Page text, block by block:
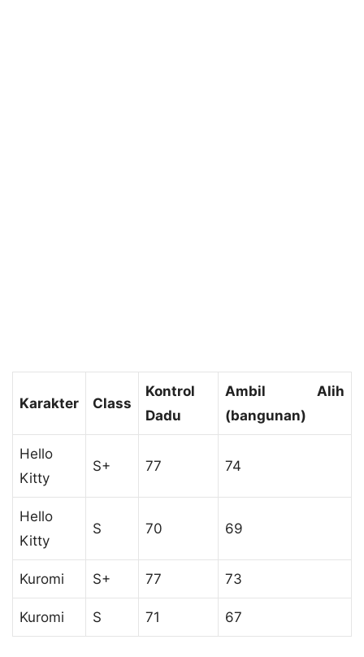
Karakter Class
Kontrol
Dadu
Ambil Alih
(bangunan)
Hello
Kitty
S+ 77 74
Hello
Kitty
S 70 69
Kuromi S+ 77 73
Kuromi S 71 67